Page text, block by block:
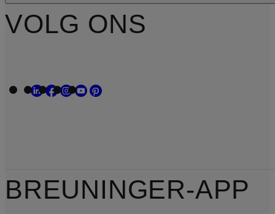
VOLG ONS
BREUNINGER-APP